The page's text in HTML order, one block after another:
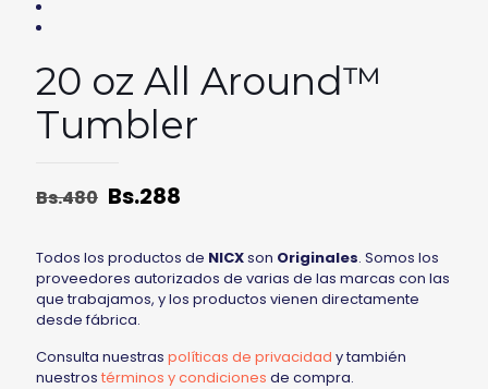
20 oz All Around™
Tumbler
Bs.480 Bs.288
Todos los productos de NICXson Originales. Somos los
proveedores autorizados de varias de las marcas con las
que trabajamos, y los productos vienen directamente
desde fábrica.
Consulta nuestras políticas de privacidad y también
nuestros términos y condiciones de compra.